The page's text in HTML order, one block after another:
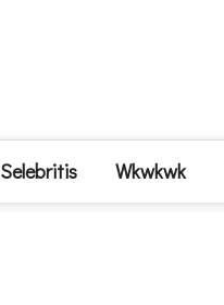
Selebritis Wkwkwk